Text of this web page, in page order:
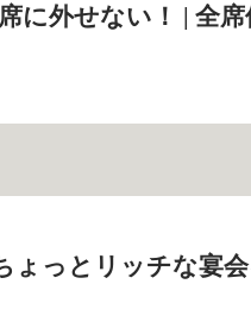
に外せない！ | 全席
ょっとリッチな宴